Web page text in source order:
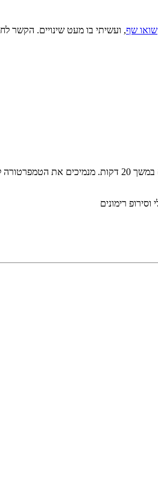
שואו שף, ועשיתי בו מעט שינויים. הקשר